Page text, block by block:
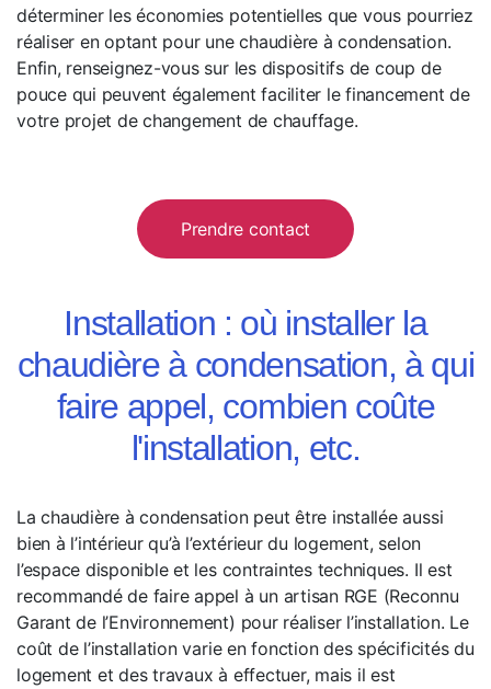
déterminer les économies potentielles que vous pourriez
réaliser en optant pour une chaudière à condensation.
Enfin, renseignez-vous sur les dispositifs de coup de
pouce qui peuvent également faciliter le financement de
votre projet de changement de chauffage.
Prendre contact
Installation : où installer la
chaudière à condensation, à qui
faire appel, combien coûte
l'installation, etc.
La chaudière à condensation peut être installée aussi
bien à l’intérieur qu’à l’extérieur du logement, selon
l’espace disponible et les contraintes techniques. Il est
recommandé de faire appel à un artisan RGE (Reconnu
Garant de l’Environnement) pour réaliser l’installation. Le
coût de l’installation varie en fonction des spécificités du
logement et des travaux à effectuer, mais il est